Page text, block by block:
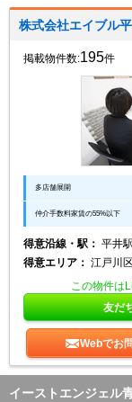
株式会社エイブル
掲載物件数:195件
多店舗展開
仲介手数料家賃の55%以下
得意沿線・駅： 平井
得意エリア： 江戸川
この物件は
友だ
Webでお
イーストエンジェル